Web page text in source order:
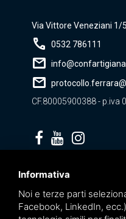
Via Vittore Veneziani 1/
call 0532 786111
mail
mail
CF.80005900388 - p.iva
Informativa
Noi e terze parti
Facebook, LinkedIn,